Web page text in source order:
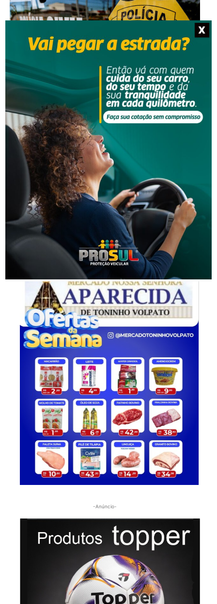
Segurança
Operação policial prende quatro pessoas por tráfico
e lavagem de dinheiro
Segurança
Homem é preso por ameaça e injúria à mulher em
Lauro Müller
-Anúncio-
-Anúncio-
X